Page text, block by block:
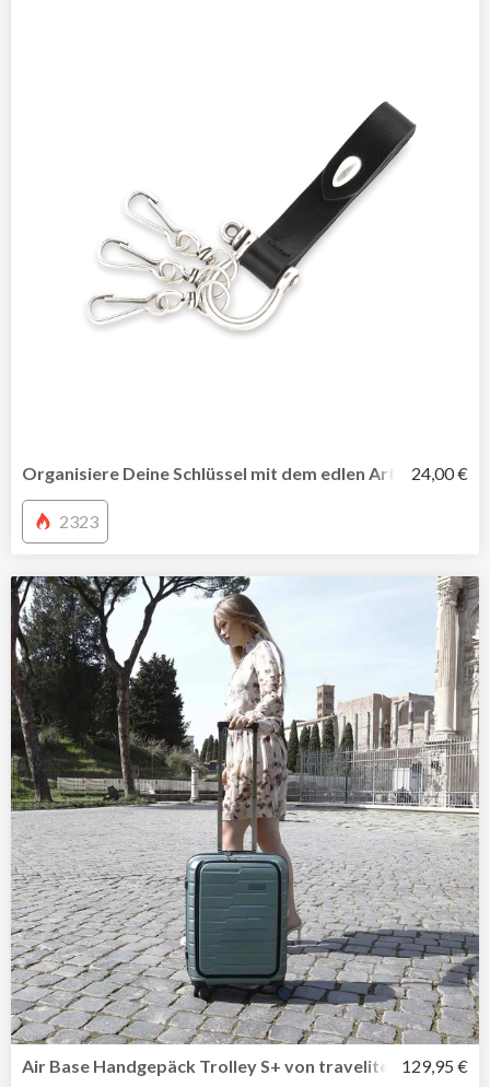
Organisiere Deine Schlüssel mit dem edlen Arthur-24,00 €
2323
Air Base Handgepäck Trolley S+ von travelite mit129,95 €